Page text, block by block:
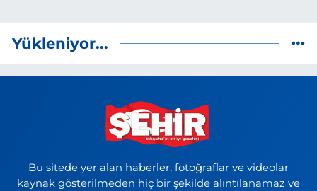
Yükleniyor...
Bu sitede yer alan haberler, fotoğraflar ve videolar
kaynak gösterilmeden hiç bir şekilde alıntılanamaz ve